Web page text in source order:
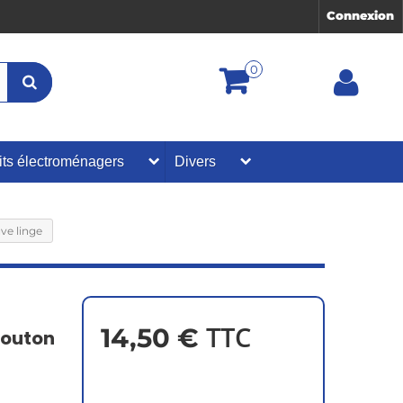
Connexion
0
électroménagers Divers
linge
14,50 € TTC